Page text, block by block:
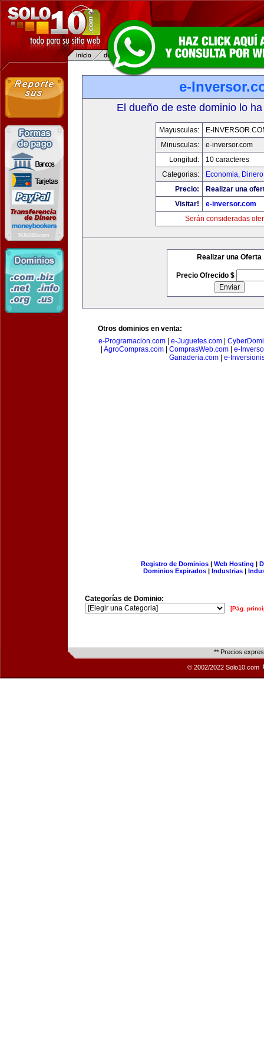
e-
El dueño de este dominio lo
Mayusculas:
E-
Minusculas:
e-inversor.com
Longitud:
10 caracteres
Categorias:
Economia,
Precio:
Realizar una
Visitar!
e-inversor.com
Serán consideradas
Realizar una Oferta
Precio Ofrecido $
Otros dominios en venta:
e-Programacion.com
e-Juguetes.com
AgroCompras.com ComprasWeb.com
e-
Ganaderia.com| e-
Registro de Dominios| Web Hosting |
Dominios Expirados | Industrias |
Categorías de Dominio:
[Pág.
** Precios
© 2002/2022 Solo10.com